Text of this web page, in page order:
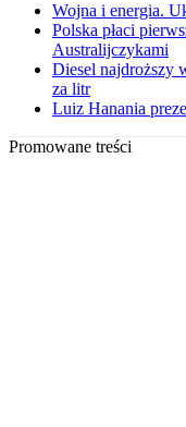
Wojna i energia.
Polska płaci
Australijczykami
Diesel najdroższy
za litr
Luiz Hanania
Promowane treści